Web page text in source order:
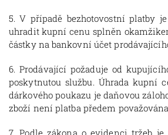
5. V případě bezhotovostní platby
uhradit kupní cenu splněn
částky na bankovní účet
6. Prodávající požaduje od
poskytnutou službu. Úhrada kupní
dárkového poukazu je daňovou
zboží není platba předem
7. Podle zákona o evidenci tržeb